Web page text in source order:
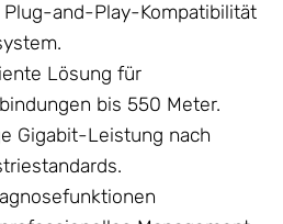
Plug-and-Play-Kompatibilität
Lösung für
bis 550 Meter.
Gigabit-Leistung nach